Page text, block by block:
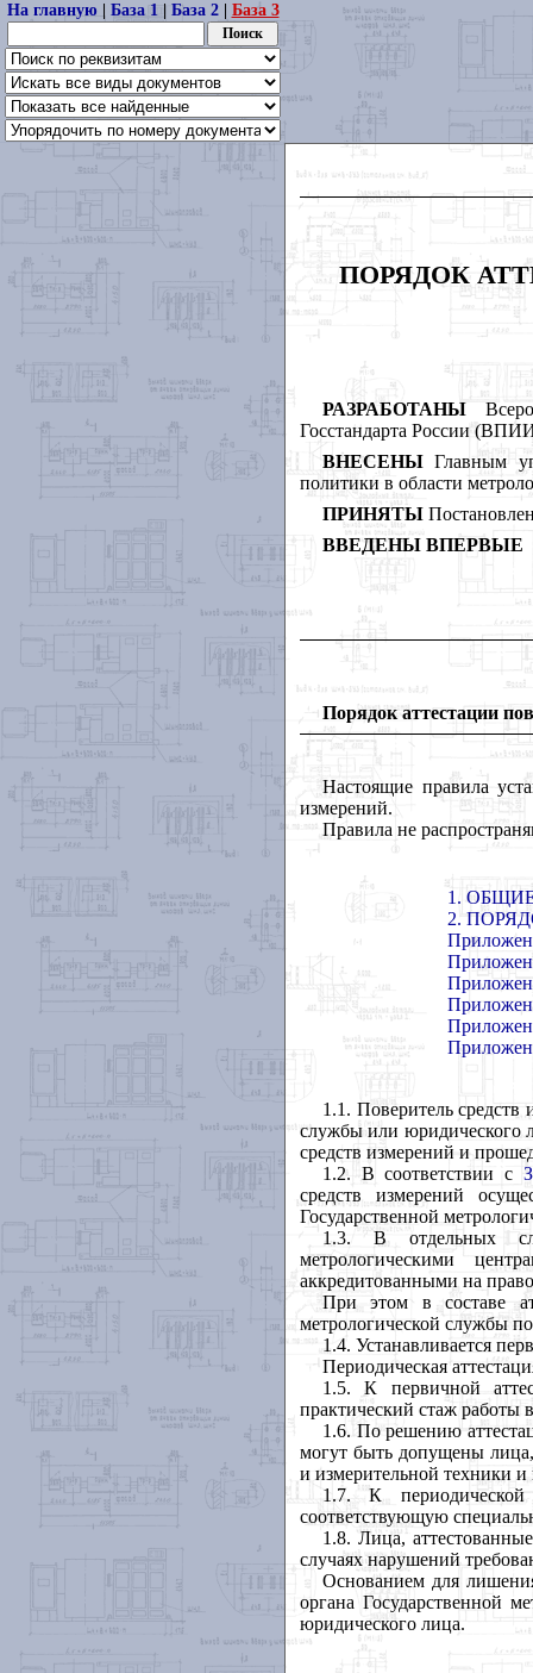
На главную| База 1| База 2| База 3
ПОРЯДОК
РАЗРАБОТАНЫ
Госстандарта России
ВНЕСЕНЫГлавным
политики в области
ПРИНЯТЫ
ВВЕДЕНЫ ВПЕРВЫЕ
Порядок аттестации
Настоящие правила
измерений.
Правила не
1.
2.
1.1. Поверитель средств
службы или юридического
средств измерений и
1.2. В соответствии с
средств измерений
Государственной
1.3. В отдельных
метрологическими
аккредитованными на
При этом в составе
метрологической службы
1.4. Устанавливается
Периодическая
1.5. К первичной
практический стаж работы
1.6. По решению
могут быть допущены
и измерительной техники
1.7. К
соответствующую
1.8. Лица,
случаях нарушений
Основанием для
органа Государственной
юридического лица.